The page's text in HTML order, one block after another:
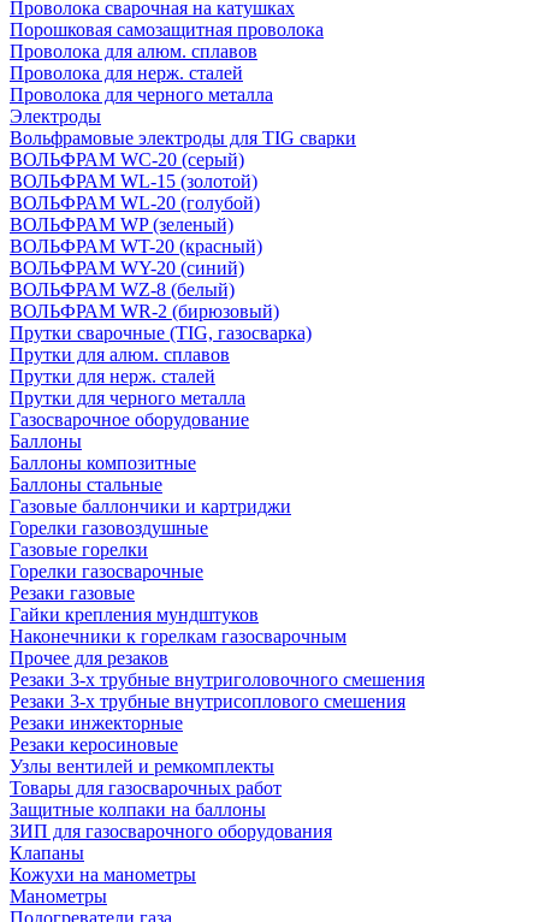
Проволока сварочная на катушках
Порошковая самозащитная проволока
Проволока для алюм. сплавов
Проволока для нерж. сталей
Проволока для черного металла
Электроды
Вольфрамовые электроды для TIG сварки
ВОЛЬФРАМ WC-20 (серый)
ВОЛЬФРАМ WL-15 (золотой)
ВОЛЬФРАМ WL-20 (голубой)
ВОЛЬФРАМ WP (зеленый)
ВОЛЬФРАМ WT-20 (красный)
ВОЛЬФРАМ WY-20 (синий)
ВОЛЬФРАМ WZ-8 (белый)
ВОЛЬФРАМ WR-2 (бирюзовый)
Прутки сварочные (TIG, газосварка)
Прутки для алюм. сплавов
Прутки для нерж. сталей
Прутки для черного металла
Газосварочное оборудование
Баллоны
Баллоны композитные
Баллоны стальные
Газовые баллончики и картриджи
Горелки газовоздушные
Газовые горелки
Горелки газосварочные
Резаки газовые
Гайки крепления мундштуков
Наконечники к горелкам газосварочным
Прочее для резаков
Резаки 3-х трубные внутриголовочного смешения
Резаки 3-х трубные внутрисоплового смешения
Резаки инжекторные
Резаки керосиновые
Узлы вентилей и ремкомплекты
Товары для газосварочных работ
Защитные колпаки на баллоны
ЗИП для газосварочного оборудования
Клапаны
Кожухи на манометры
Манометры
Подогреватели газа